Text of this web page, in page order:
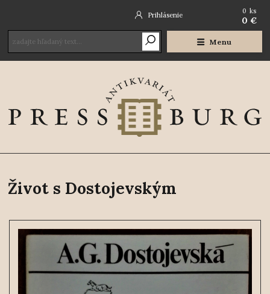
Menu
Prihlásenie 0 ks
0 €
Život s Dostojevským